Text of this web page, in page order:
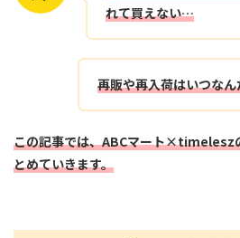
れて買えない…
再販や再入荷はいつな
この記事では、ABCマート×timelesz
とめていきます。